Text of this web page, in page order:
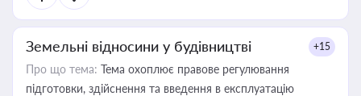
Земельні відносини у будівництві +15
Про що тема: Тема охоплює правове регулювання
підготовки, здійснення та введення в експлуатацію